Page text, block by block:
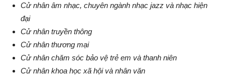
Cử nhân âm nhạc, chuyên ngành nhạc jazz và nhạc hiện
đại
Cử nhân truyền thông
Cử nhân thương mại
Cử nhân chăm sóc bảo vệ trẻ em và thanh niên
Cử nhân khoa học xã hội và nhân văn